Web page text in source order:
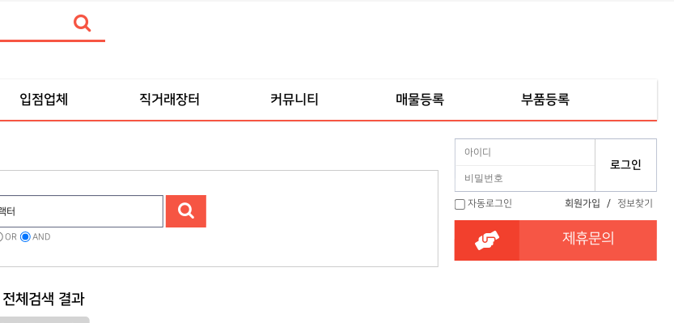
입점업체 직거래장터 커뮤니티 매물등록 부품등록
OR AND
전체검색 결과
자동로그인 회원가입 / 정보찾기
제휴문의